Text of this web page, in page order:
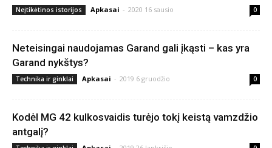
Neįtikėtinos istorijos Apkasai - 2020 16 sausio 0
Neteisingai naudojamas Garand gali įkąsti – kas yra
Garand nykštys?
Technika ir ginklai Apkasai - 2019 6 gruodžio 0
Kodėl MG 42 kulkosvaidis turėjo tokį keistą vamzdžio
antgalį?